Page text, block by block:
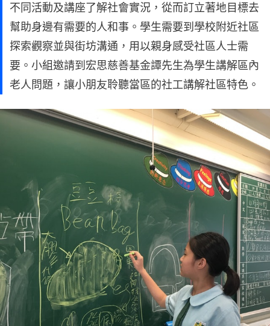
不同活動及講座了解社會實況，從而訂立著地目標去
幫助身邊有需要的人和事。學生需要到學校附近社區
探索觀察並與街坊溝通，用以親身感受社區人士需
要。小組邀請到宏思慈善基金譚先生為學生講解區內
老人問題，讓小朋友聆聽當區的社工講解社區特色。